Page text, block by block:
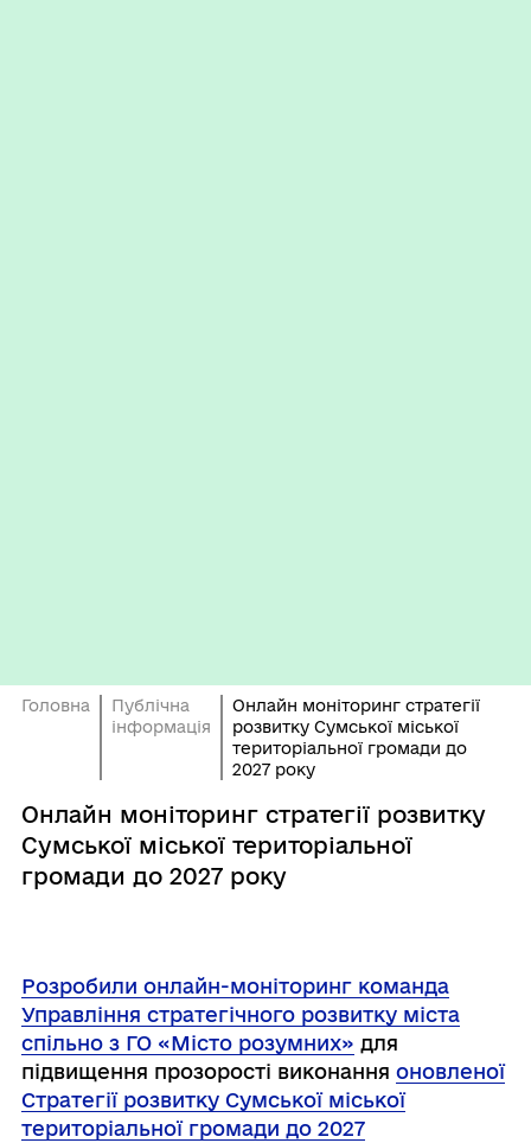
Головна
Публічна
інформація
Онлайн моніторинг стратегії
розвитку Сумської міської
територіальної громади до
2027 року
Онлайн моніторинг стратегії розвитку
Сумської міської територіальної
громади до 2027 року
Розробили онлайн-моніторинг команда
Управління стратегічного розвитку міста
спільно з ГО «Місто розумних» для
підвищення прозорості виконання оновленої
Стратегії розвитку Сумської міської
територіальної громади до 2027